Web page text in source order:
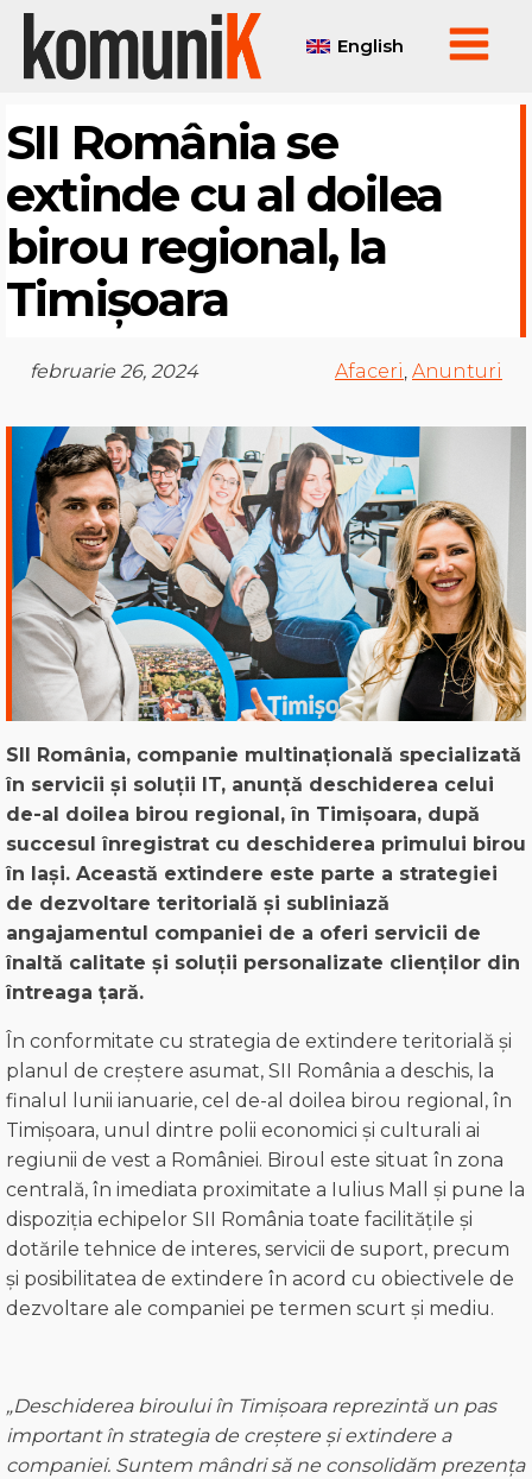
English
SII România se
extinde cu al doilea
birou regional, la
Timișoara
februarie 26, 2024 Afaceri, Anunturi
SII România, companie multinațională specializată
în servicii și soluții IT, anunță deschiderea celui
de-al doilea birou regional, în Timișoara, după
succesul înregistrat cu deschiderea primului birou
în Iași. Această extindere este parte a strategiei
de dezvoltare teritorială și subliniază
angajamentul companiei de a oferi servicii de
înaltă calitate și soluții personalizate clienților din
întreaga țară.
În conformitate cu strategia de extindere teritorială și
planul de creștere asumat, SII România a deschis, la
finalul lunii ianuarie, cel de-al doilea birou regional, în
Timișoara, unul dintre polii economici și culturali ai
regiunii de vest a României. Biroul este situat în zona
centrală, în imediata proximitate a Iulius Mall și pune la
dispoziția echipelor SII România toate facilitățile și
dotările tehnice de interes, servicii de suport, precum
și posibilitatea de extindere în acord cu obiectivele de
dezvoltare ale companiei pe termen scurt și mediu.
„Deschiderea biroului în Timișoara reprezintă un pas
important în strategia de creștere și extindere a
companiei. Suntem mândri să ne consolidăm prezența